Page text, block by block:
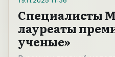
Специалисты
лауреаты
ученые»